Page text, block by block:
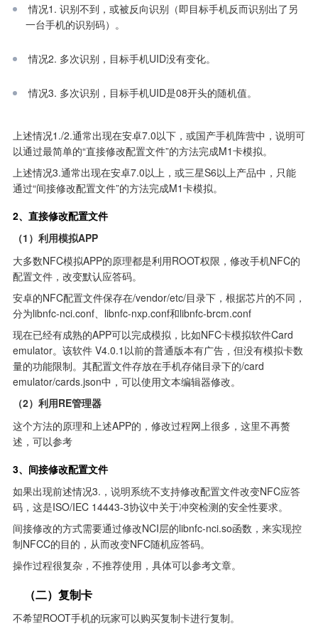
情况1. 识别不到，或被反向识别（即目标手机反而识别出了另
一台手机的识别码）。
情况2. 多次识别，目标手机UID没有变化。
情况3. 多次识别，目标手机UID是08开头的随机值。
上述情况1./2.通常出现在安卓7.0以下，或国产手机阵营中，说明可
以通过最简单的“直接修改配置文件”的方法完成M1卡模拟。
上述情况3.通常出现在安卓7.0以上，或三星S6以上产品中，只能
通过“间接修改配置文件”的方法完成M1卡模拟。
2、直接修改配置文件
（1）利用模拟APP
大多数NFC模拟APP的原理都是利用ROOT权限，修改手机NFC的
配置文件，改变默认应答码。
安卓的NFC配置文件保存在/vendor/etc/目录下，根据芯片的不同，
分为libnfc-nci.conf、libnfc-nxp.conf和libnfc-brcm.conf
现在已经有成熟的APP可以完成模拟，比如NFC卡模拟软件Card
emulator。该软件 V4.0.1以前的普通版本有广告，但没有模拟卡数
量的功能限制。其配置文件存放在手机存储目录下的/card
emulator/cards.json中，可以使用文本编辑器修改。
（2）利用RE管理器
这个方法的原理和上述APP的，修改过程网上很多，这里不再赘
述，可以参考
3、间接修改配置文件
如果出现前述情况3.，说明系统不支持修改配置文件改变NFC应答
码，这是ISO/IEC 14443-3协议中关于冲突检测的安全性要求。
间接修改的方式需要通过修改NCI层的libnfc-nci.so函数，来实现控
制NFCC的目的，从而改变NFC随机应答码。
操作过程很复杂，不推荐使用，具体可以参考文章。
    （二）复制卡
不希望ROOT手机的玩家可以购买复制卡进行复制。